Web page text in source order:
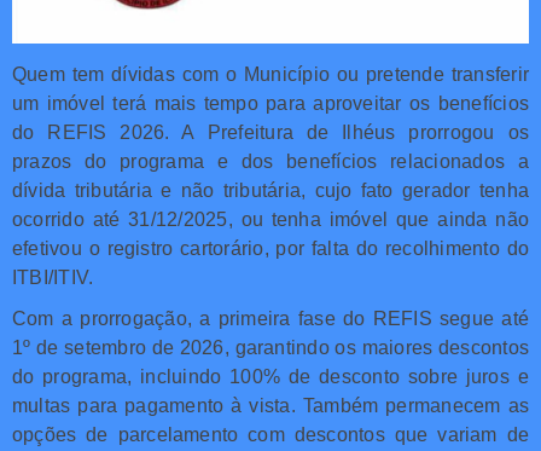
Quem tem dívidas com o Município ou pretende transferir
um imóvel terá mais tempo para aproveitar os benefícios
do REFIS 2026. A Prefeitura de Ilhéus prorrogou os
prazos do programa e dos benefícios relacionados a
dívida tributária e não tributária, cujo fato gerador tenha
ocorrido até 31/12/2025, ou tenha imóvel que ainda não
efetivou o registro cartorário, por falta do recolhimento do
ITBI/ITIV.
Com a prorrogação, a primeira fase do REFIS segue até
1º de setembro de 2026, garantindo os maiores descontos
do programa, incluindo 100% de desconto sobre juros e
multas para pagamento à vista. Também permanecem as
opções de parcelamento com descontos que variam de